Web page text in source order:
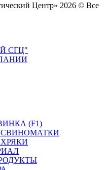
Центр» 2026 © Все
СГЦ"
(F1)